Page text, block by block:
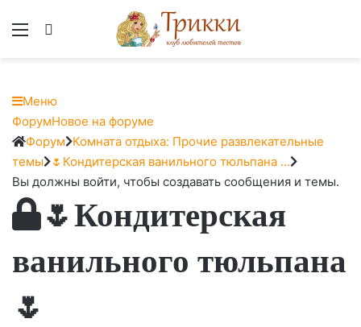
Меню
Меню
Навигация
Форума
ФорумНовое на форуме
Форум
breadcrumbs
-
Вы
здесь:
Форум Комната отдыха: Прочие развлекательные
темы
🌷Кондитерская ванильного тюльпана …
Вы должны войти, чтобы создавать сообщения и темы.
🌷Кондитерская
ванильного тюльпана
🌷